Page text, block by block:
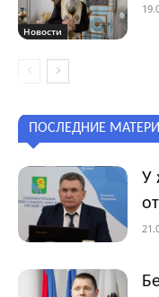
Новости
ПОСЛЕДНИЕ
У